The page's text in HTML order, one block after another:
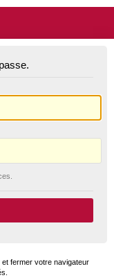
fermer votre navigateur